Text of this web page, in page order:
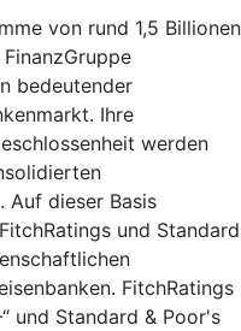
von rund 1,5 Billionen
bedeutender
Ihre
werden
Auf dieser Basis
und Standard
FitchRatings
und Standard & Poor's